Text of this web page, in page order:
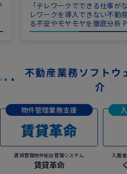
「テレワークでできる仕事が
レワークを導入できない不動
る不安やモヤモヤを徹底分析
不動産業務ソフトウ
介
物件管理業務支援
賃貸管理物件総合管理システム
賃貸革命
入居